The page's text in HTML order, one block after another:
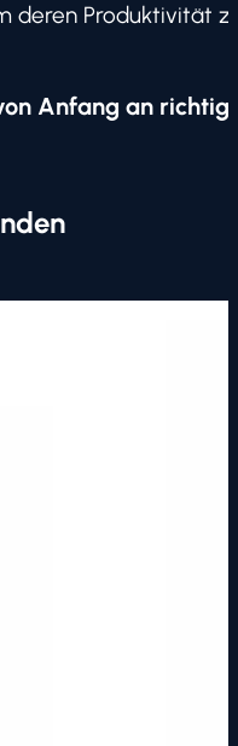
deren Produktivität
Anfang an richtig